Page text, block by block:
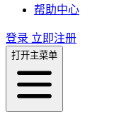
帮助中心
登录 立即注册
打开主菜单